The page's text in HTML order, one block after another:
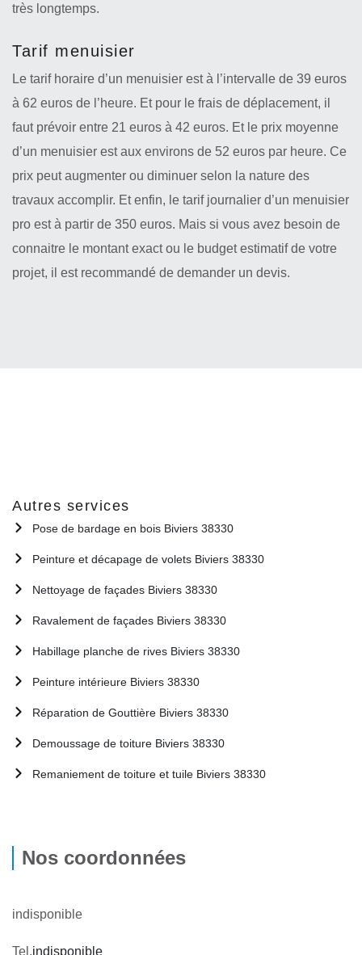
très longtemps.
Tarif menuisier
Le tarif horaire d’un menuisier est à l’intervalle de 39 euros
à 62 euros de l’heure. Et pour le frais de déplacement, il
faut prévoir entre 21 euros à 42 euros. Et le prix moyenne
d’un menuisier est aux environs de 52 euros par heure. Ce
prix peut augmenter ou diminuer selon la nature des
travaux accomplir. Et enfin, le tarif journalier d’un menuisier
pro est à partir de 350 euros. Mais si vous avez besoin de
connaitre le montant exact ou le budget estimatif de votre
projet, il est recommandé de demander un devis.
Autres services
Pose de bardage en bois Biviers 38330
Peinture et décapage de volets Biviers 38330
Nettoyage de façades Biviers 38330
Ravalement de façades Biviers 38330
Habillage planche de rives Biviers 38330
Peinture intérieure Biviers 38330
Réparation de Gouttière Biviers 38330
Demoussage de toiture Biviers 38330
Remaniement de toiture et tuile Biviers 38330
Nos coordonnées
indisponible
Tel.indisponible